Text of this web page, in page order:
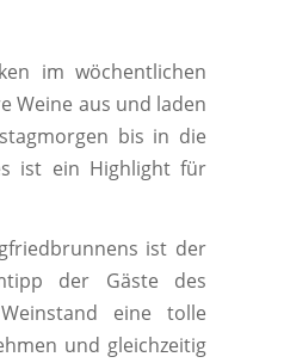
im wöchentlichen
Weine aus und laden
bis in die
ist ein Highlight für
ist der
der Gäste des
eine tolle
und gleichzeitig